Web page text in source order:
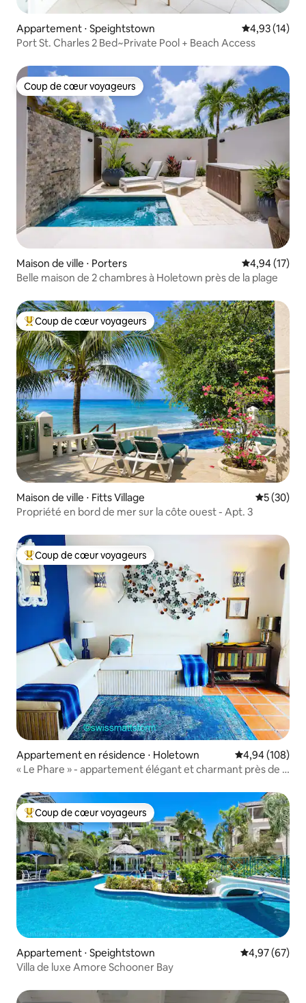
Appartement ⋅ Speightstown Évaluation
4,93 (14)
Port St. Charles 2 Bed~Private Pool + Beach Access
Coup de cœur voyageurs
Coup de cœur voyageurs
Maison de ville ⋅ Porters Évaluation
4,94 (17)
Belle maison de 2 chambres à Holetown près de la plage
Coups de cœur voyageurs les plus appréciés
Coup de cœur voyageurs
Maison de ville ⋅ Fitts Village
5 (30)
Propriété en bord de mer sur la côte ouest - Apt. 3
Coups de cœur voyageurs les plus appréciés
Coup de cœur voyageurs
Appartement en résidence ⋅ Holetown Évaluation
4,94 (108)
« Le Phare » - appartement élégant et charmant près de la
Coups de cœur voyageurs les plus appréciés
Coup de cœur voyageurs
Appartement ⋅ Speightstown Évaluation
4,97 (67)
Villa de luxe Amore Schooner Bay